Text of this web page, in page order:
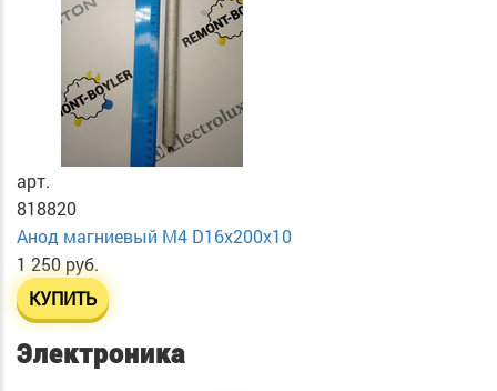
арт.
818820
Анод магниевый М4 D16х200х10
1 250 руб.
КУПИТЬ
Электроника